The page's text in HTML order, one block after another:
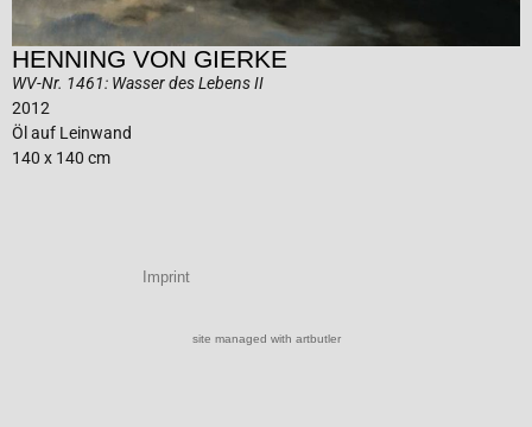
HENNING VON GIERKE
WV-Nr. 1461: Wasser des Lebens II
2012
Öl auf Leinwand
140 x 140 cm
Imprint
site managed with artbutler